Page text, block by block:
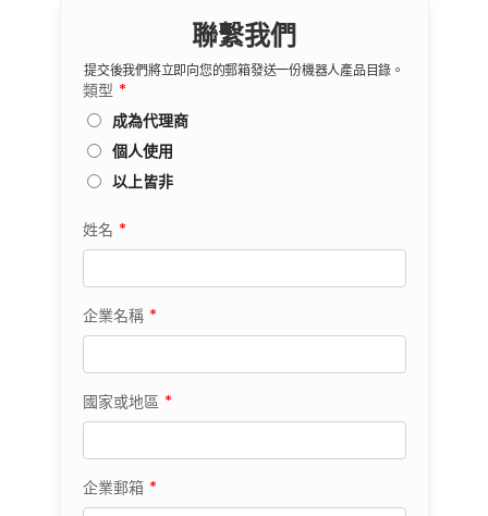
聯繫我們
提交後我們將立即向您的郵箱發送一份機器人產品目錄。
類型 *
成為代理商
個人使用
以上皆非
姓名 *
企業名稱 *
國家或地區 *
企業郵箱 *